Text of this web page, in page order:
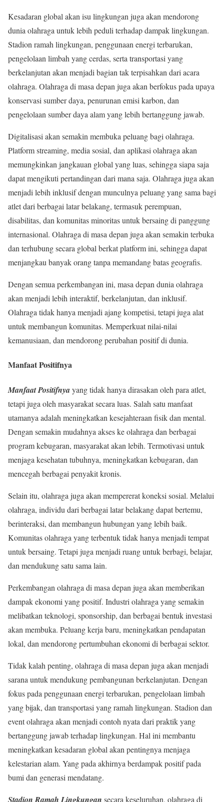
Kesadaran global akan isu lingkungan juga akan mendorong
dunia olahraga untuk lebih peduli terhadap dampak lingkungan.
Stadion ramah lingkungan, penggunaan energi terbarukan,
pengelolaan limbah yang cerdas, serta transportasi yang
berkelanjutan akan menjadi bagian tak terpisahkan dari acara
olahraga. Olahraga di masa depan juga akan berfokus pada upaya
konservasi sumber daya, penurunan emisi karbon, dan
pengelolaan sumber daya alam yang lebih bertanggung jawab.
Digitalisasi akan semakin membuka peluang bagi olahraga.
Platform streaming, media sosial, dan aplikasi olahraga akan
memungkinkan jangkauan global yang luas, sehingga siapa saja
dapat mengikuti pertandingan dari mana saja. Olahraga juga akan
menjadi lebih inklusif dengan munculnya peluang yang sama bagi
atlet dari berbagai latar belakang, termasuk perempuan,
disabilitas, dan komunitas minoritas untuk bersaing di panggung
internasional. Olahraga di masa depan juga akan semakin terbuka
dan terhubung secara global berkat platform ini, sehingga dapat
menjangkau banyak orang tanpa memandang batas geografis.
Dengan semua perkembangan ini, masa depan dunia olahraga
akan menjadi lebih interaktif, berkelanjutan, dan inklusif.
Olahraga tidak hanya menjadi ajang kompetisi, tetapi juga alat
untuk membangun komunitas. Memperkuat nilai-nilai
kemanusiaan, dan mendorong perubahan positif di dunia.
Manfaat Positifnya
Manfaat Positifnyayang tidak hanya dirasakan oleh para atlet,
tetapi juga oleh masyarakat secara luas. Salah satu manfaat
utamanya adalah meningkatkan kesejahteraan fisik dan mental.
Dengan semakin mudahnya akses ke olahraga dan berbagai
program kebugaran, masyarakat akan lebih. Termotivasi untuk
menjaga kesehatan tubuhnya, meningkatkan kebugaran, dan
mencegah berbagai penyakit kronis.
Selain itu, olahraga juga akan mempererat koneksi sosial. Melalui
olahraga, individu dari berbagai latar belakang dapat bertemu,
berinteraksi, dan membangun hubungan yang lebih baik.
Komunitas olahraga yang terbentuk tidak hanya menjadi tempat
untuk bersaing. Tetapi juga menjadi ruang untuk berbagi, belajar,
dan mendukung satu sama lain.
Perkembangan olahraga di masa depan juga akan memberikan
dampak ekonomi yang positif. Industri olahraga yang semakin
melibatkan teknologi, sponsorship, dan berbagai bentuk investasi
akan membuka. Peluang kerja baru, meningkatkan pendapatan
lokal, dan mendorong pertumbuhan ekonomi di berbagai sektor.
Tidak kalah penting, olahraga di masa depan juga akan menjadi
sarana untuk mendukung pembangunan berkelanjutan. Dengan
fokus pada penggunaan energi terbarukan, pengelolaan limbah
yang bijak, dan transportasi yang ramah lingkungan. Stadion dan
event olahraga akan menjadi contoh nyata dari praktik yang
bertanggung jawab terhadap lingkungan. Hal ini membantu
meningkatkan kesadaran global akan pentingnya menjaga
kelestarian alam. Yang pada akhirnya berdampak positif pada
bumi dan generasi mendatang.
Stadion Ramah Lingkungan secara keseluruhan, olahraga di